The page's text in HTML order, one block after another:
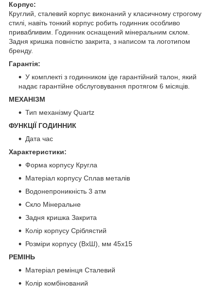
Корпус:
Круглий, сталевий корпус виконаний у класичному строгому
стилі, навіть тонкий корпус робить годинник особливо
привабливим. Годинник оснащений мінеральним склом.
Задня кришка повністю закрита, з написом та логотипом
бренду.
Гарантія:
У комплекті з годинником іде гарантійний талон, який
надає гарантійне обслуговування протягом 6 місяців.
МЕХАНІЗМ
Тип механізму Quartz
ФУНКЦІЇ ГОДИННИК
Дата час
Характеристики:
Форма корпусу Кругла
Матеріал корпусу Сплав металів
Водонепроникність 3 атм
Скло Мінеральне
Задня кришка Закрита
Колір корпусу Сріблястий
Розміри корпусу (ВхШ), мм 45х15
РЕМІНЬ
Матеріал ремінця Сталевий
Колір комбінований